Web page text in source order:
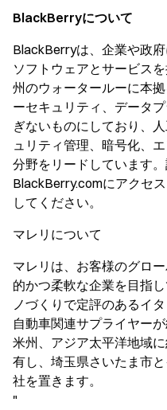
BlackBerryについて
BlackBerryは、企業や政
ソフトウェアとサービス
州のウォータールーに本
ーセキュリティ、データ
ぎないものにしており、
ュリティ管理、暗号化、
分野をリードしています。
BlackBerry.comにアクセ
してください。
マレリについて
マレリは、お客様のグロ
的かつ柔軟な企業を目指
ノづくりで定評のあるイ
自動車関連サプライヤー
米州、アジア太平洋地域
有し、埼玉県さいたま市
社を置きます。
"